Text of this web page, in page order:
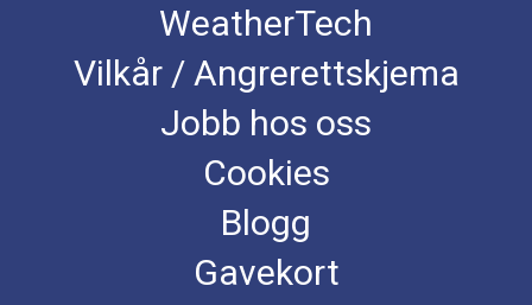
WeatherTech
Vilkår / Angrerettskjema
Jobb hos oss
Cookies
Blogg
Gavekort